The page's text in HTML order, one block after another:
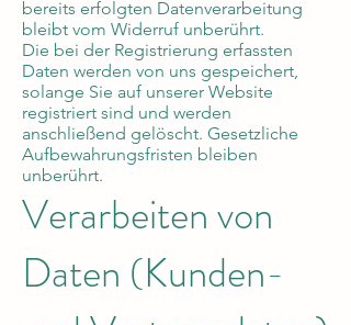
bereits erfolgten Datenverarbeitung
bleibt vom Widerruf unberührt.
Die bei der Registrierung erfassten
Daten werden von uns gespeichert,
solange Sie auf unserer Website
registriert sind und werden
anschließend gelöscht. Gesetzliche
Aufbewahrungsfristen bleiben
unberührt.
Verarbeiten von
Daten (Kunden-